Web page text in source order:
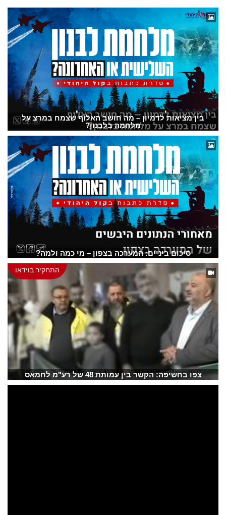
בין מציאות לדמיון – מה חושב האלוף שצמח במרצ על
מלחמה בלבנון?
סיכום ביניים: המערכה בצפון – מי כמה ולמה?
התחקיר בוידאו
צפו בחשיפה: הקשר בין עמותת 48 של רע"מ לחמאס